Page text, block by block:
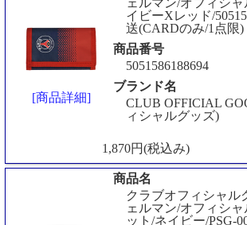
[商品詳細]
イビーXレッド/
送(CARDのみ/1点限)
商品番号
5051586188694
ブランド名
CLUB OFFICIAL
ィシャルグッズ)
1,870円(税込み)
商品名
クラブオフィシャル
ェルマン/オフィシ
ット/ネイビー/PSG-